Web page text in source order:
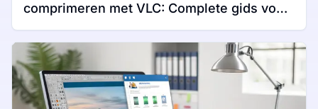
comprimeren met VLC: Complete gids voor
Windows en Mac